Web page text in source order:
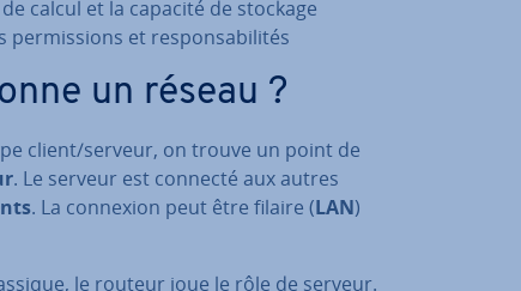
calcul et la capacité de stockage
per­mis­sions et res­pon­sa­bi­li­tés
un réseau ?
client/serveur, on trouve un point de
. Le serveur est connecté aux autres
. La connexion peut être filaire (LAN)
le routeur joue le rôle de serveur.